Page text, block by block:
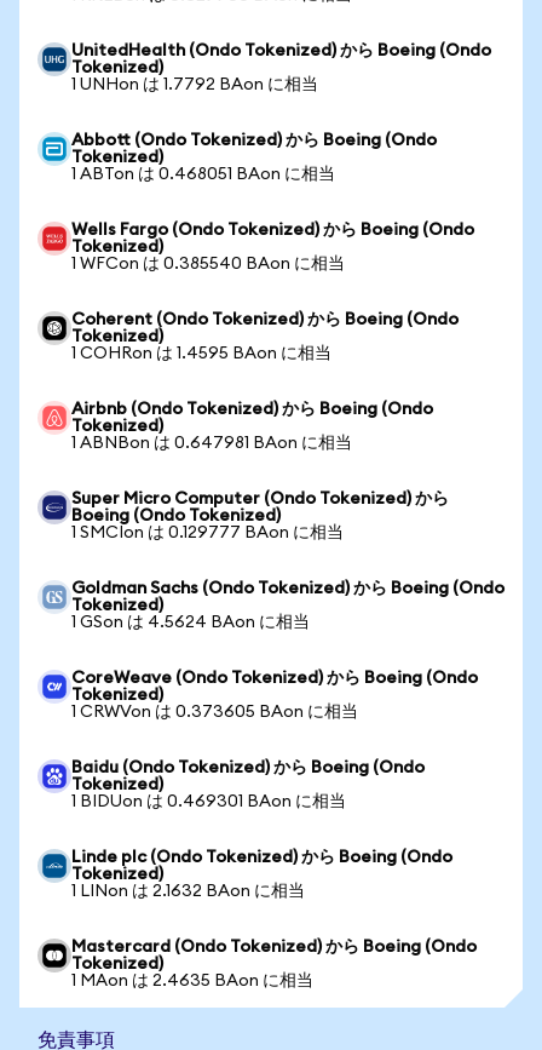
UnitedHealth (Ondo Tokenized) から Boeing (Ondo
Tokenized)
1 UNHon は 1.7792 BAon に相当
Abbott (Ondo Tokenized) から Boeing (Ondo
Tokenized)
1 ABTon は 0.468051 BAon に相当
Wells Fargo (Ondo Tokenized) から Boeing (Ondo
Tokenized)
1 WFCon は 0.385540 BAon に相当
Coherent (Ondo Tokenized) から Boeing (Ondo
Tokenized)
1 COHRon は 1.4595 BAon に相当
Airbnb (Ondo Tokenized) から Boeing (Ondo
Tokenized)
1 ABNBon は 0.647981 BAon に相当
Super Micro Computer (Ondo Tokenized) から
Boeing (Ondo Tokenized)
1 SMCIon は 0.129777 BAon に相当
Goldman Sachs (Ondo Tokenized) から Boeing (Ondo
Tokenized)
1 GSon は 4.5624 BAon に相当
CoreWeave (Ondo Tokenized) から Boeing (Ondo
Tokenized)
1 CRWVon は 0.373605 BAon に相当
Baidu (Ondo Tokenized) から Boeing (Ondo
Tokenized)
1 BIDUon は 0.469301 BAon に相当
Linde plc (Ondo Tokenized) から Boeing (Ondo
Tokenized)
1 LINon は 2.1632 BAon に相当
Mastercard (Ondo Tokenized) から Boeing (Ondo
Tokenized)
1 MAon は 2.4635 BAon に相当
免責事項